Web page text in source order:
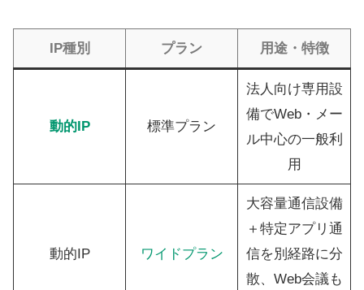
IP種別 プラン 用途・特徴
動的IP 標準プラン
法人向け専用設
備でWeb・メー
ル中心の一般利
用
動的IP ワイドプラン
大容量通信設備
＋特定アプリ通
信を別経路に分
散、Web会議も